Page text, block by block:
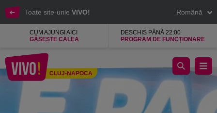
Toate site-urile VIVO! Română
CUM AJUNGI AICI
GĂSEȘTE CALEA
DESCHIS PÂNĂ 22:00
PROGRAM DE FUNCȚIONARE
Cluj-Napoca
CLUJ-NAPOCA
Noodle Pack, restaurant cu mancare de calitate